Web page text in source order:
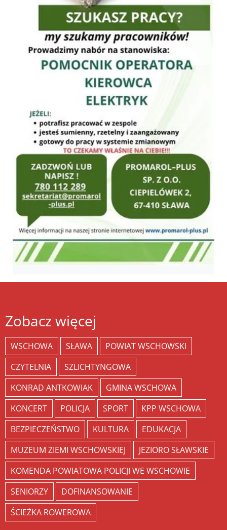
Zobacz więcej
WSCHOWA SŁAWA
POWIAT WSCHOWSKI
CZYTELNIA
SZLICHTYNGOWA
KONRAD ANTKOWIAK
GMINA WSCHOWA
KONCERT
POLICJA SPORT
KPP WSCHOWA
BEZPIECZEŃSTWO
KULTURA
EDUKACJA
MUZEUM ZIEMI WSCHOWSKIEJ
JEZIORO SŁAWSKIE
KOMENDA POWIATOWA POLICJI WE WSCHOWIE
SENIORZY
DOFINANSOWANIE
ŚCIEŻKA ROWEROWA